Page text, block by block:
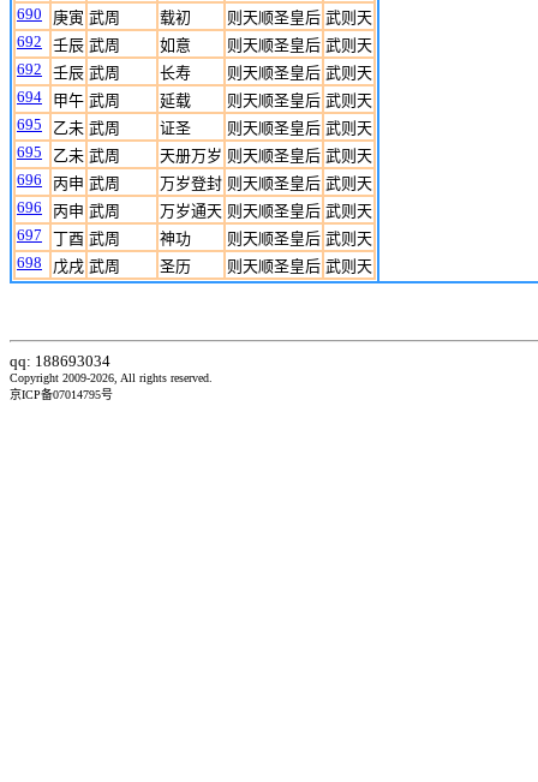
690
庚寅 武周 载初 则天顺圣皇后 武则天
692
壬辰 武周 如意 则天顺圣皇后 武则天
692
壬辰 武周 长寿 则天顺圣皇后 武则天
694
甲午 武周 延载 则天顺圣皇后 武则天
695
乙未 武周 证圣 则天顺圣皇后 武则天
695
乙未 武周 天册万岁 则天顺圣皇后 武则天
696
丙申 武周 万岁登封 则天顺圣皇后 武则天
696
丙申 武周 万岁通天 则天顺圣皇后 武则天
697
丁酉 武周 神功 则天顺圣皇后 武则天
698
戊戌 武周 圣历 则天顺圣皇后 武则天
qq: 188693034
Copyright 2009-2026, All rights reserved.
京ICP备07014795号